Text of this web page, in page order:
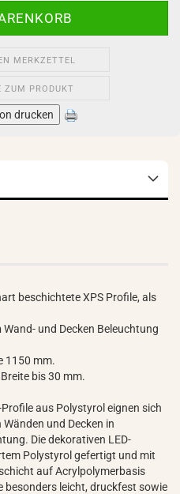
MERKZETTEL
ZUM PRODUKT
drucken
beschichtete XPS Profile, als
Wand- und Decken Beleuchtung
1150 mm.
bis 30 mm.
aus Polystyrol eignen sich
und Decken in
Die dekorativen LED-
Polystyrol gefertigt und mit
auf Acrylpolymerbasis
besonders leicht, druckfest sowie